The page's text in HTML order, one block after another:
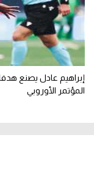
إبراهيم عادل يصنع
المؤتمر الأوروبي